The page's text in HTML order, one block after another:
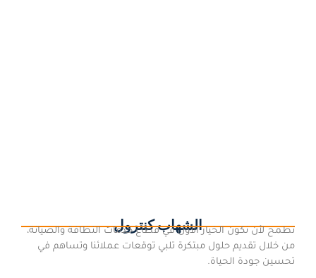
الشهاب كنترول
نطمح لأن نكون الخيار الأول في قطاع خدمات النظافة والصيانة،
من خلال تقديم حلول مبتكرة تلبي توقعات عملائنا وتساهم في
تحسين جودة الحياة.